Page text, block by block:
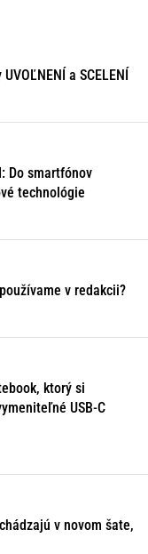
a SCELENÍ
Do smartfónov
technológie
v redakcii?
ktorý si
USB-C
v novom šate,